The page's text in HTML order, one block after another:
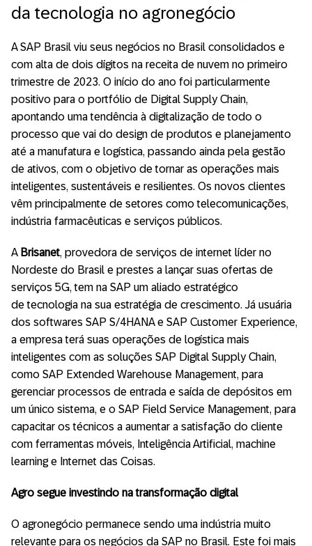
da tecnologia no agronegócio
A SAP Brasil viu seus negócios no Brasil consolidados e
com alta de dois dígitos na receita de nuvem no primeiro
trimestre de 2023. O início do ano foi particularmente
positivo para o portfólio de Digital Supply Chain,
apontando uma tendência à digitalização de todo o
processo que vai do design de produtos e planejamento
até a manufatura e logística, passando ainda pela gestão
de ativos, com o objetivo de tornar as operações mais
inteligentes, sustentáveis e resilientes. Os novos clientes
vêm principalmente de setores como telecomunicações,
indústria farmacêuticas e serviços públicos.
A Brisanet, provedora de serviços de internet líder no
Nordeste do Brasil e prestes a lançar suas ofertas de
serviços 5G, tem na SAP um aliado estratégico
de tecnologia na sua estratégia de crescimento. Já usuária
dos softwares SAP S/4HANA e SAP Customer Experience,
a empresa terá suas operações de logística mais
inteligentes com as soluções SAP Digital Supply Chain,
como SAP Extended Warehouse Management, para
gerenciar processos de entrada e saída de depósitos em
um único sistema, e o SAP Field Service Management, para
capacitar os técnicos a aumentar a satisfação do cliente
com ferramentas móveis, Inteligência Artificial, machine
learning e Internet das Coisas.
Agro segue investindo na transformação digital
O agronegócio permanece sendo uma indústria muito
relevante para os negócios da SAP no Brasil. Este foi mais